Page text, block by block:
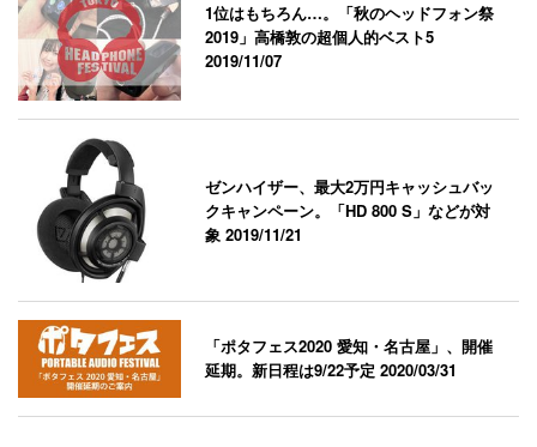
1位はもちろん…。「秋のヘッドフォン祭
2019」高橋敦の超個人的ベスト5
2019/11/07
ゼンハイザー、最大2万円キャッシュバッ
クキャンペーン。「HD 800 S」などが対
象2019/11/21
「ポタフェス2020 愛知・名古屋」、開催
延期。新日程は9/22予定2020/03/31